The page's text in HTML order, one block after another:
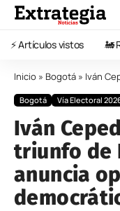
⚡️ Artículos vistos 🚂
Inicio » Bogotá » Iván Cepeda
Bogotá Vía Electoral
Iván
triunfo de
anuncia